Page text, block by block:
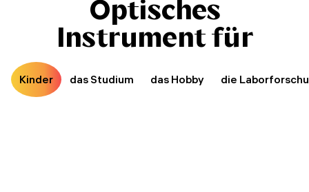
Optisches
Instrument für
Kinder das Studium das Hobby die